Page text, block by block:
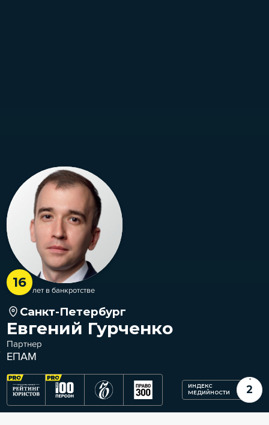
16
лет в банкротстве
Санкт-Петербург
Евгений Гурченко
Партнер
ЕПАМ
ИНДЕКС
МЕДИЙНОСТИ
2